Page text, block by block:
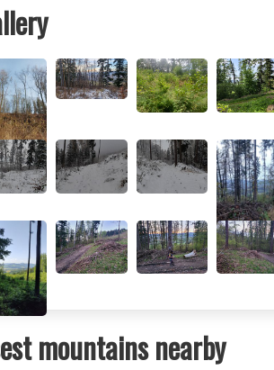
mountains nearby